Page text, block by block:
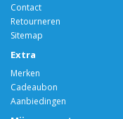
Contact
Retourneren
Sitemap
Extra
Merken
Cadeaubon
Aanbiedingen